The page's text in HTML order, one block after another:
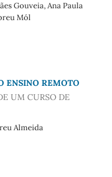
Gouveia, Ana Paula
Mól
ENSINO REMOTO
UM CURSO DE
Almeida